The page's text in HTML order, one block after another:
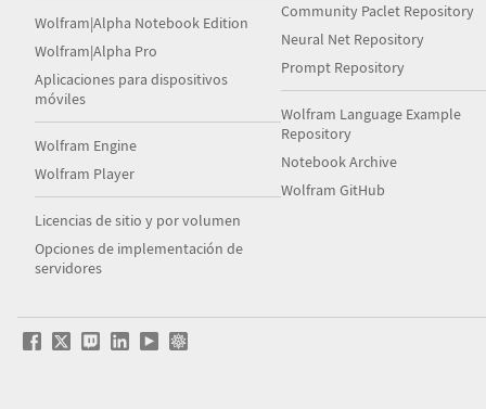
Wolfram|Alpha Notebook Edition
Wolfram|Alpha Pro
Aplicaciones para dispositivos
móviles
Wolfram Engine
Wolfram Player
Licencias de sitio y por volumen
Opciones de implementación de
servidores
Community Paclet Repository
Neural Net Repository
Prompt Repository
Wolfram Language Example
Repository
Notebook Archive
Wolfram GitHub